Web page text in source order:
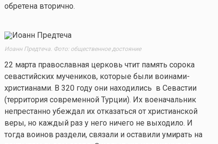
обретена вторично.
Иоанн Предтеча. Фото: общественное достояние
22 марта православная церковь чтит память сорока
севастийских мучеников, которые были воинами-
христианами. В 320 году они находились в Севастии
(территория современной Турции). Их военачальник
непрестанно убеждал их отказаться от христианской
веры, но каждый раз у него ничего не выходило. И
тогда воинов раздели, связали и оставили умирать на